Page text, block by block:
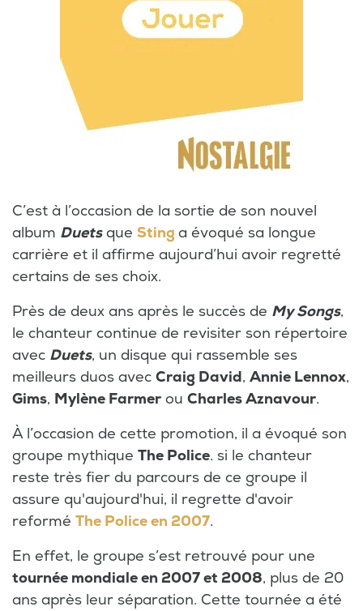
C’est à l’occasion de la sortie de son nouvel
album Duetsque Sting a évoqué sa longue
carrière et il affirme aujourd’hui avoir regretté
certains de ses choix.
Près de deux ans après le succès de My Songs,
le chanteur continue de revisiter son répertoire
avec Duets, un disque qui rassemble ses
meilleurs duos avec Craig David, Annie Lennox,
Gims, Mylène Farmer ou Charles Aznavour.
À l’occasion de cette promotion, il a évoqué son
groupe mythique The Police. si le chanteur
reste très fier du parcours de ce groupe il
assure qu'aujourd'hui, il regrette d'avoir
reformé The Police en 2007.
En effet, le groupe s’est retrouvé pour une
tournée mondiale en 2007 et 2008, plus de 20
ans après leur séparation. Cette tournée a été